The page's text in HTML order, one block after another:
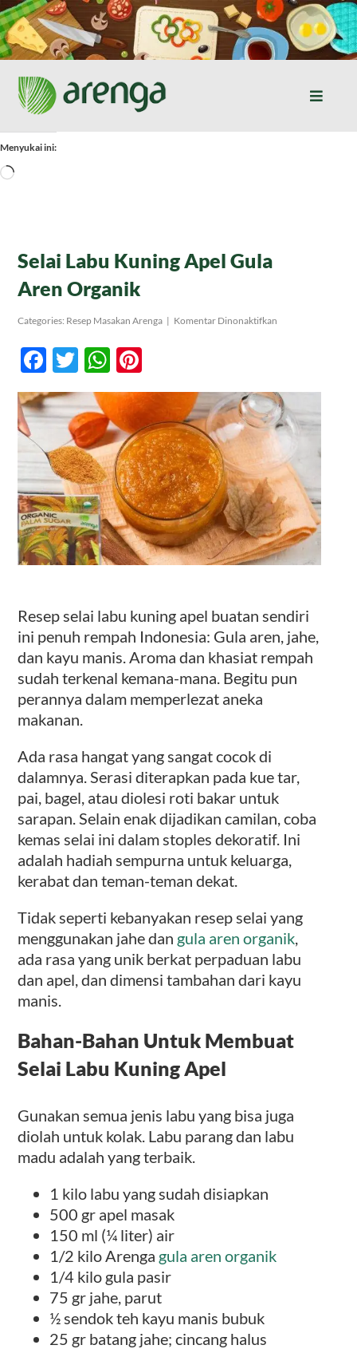
Skip
to
content
Toggle
Home
Tentang Kami
Produk
Kontak
Menyukai ini:
Memuat...
Selai Labu Kuning Apel Gula
Aren Organik
Categories: Resep Masakan Arenga | Komentar Dinonaktifkan
Aren
Organik
Facebook
TwitterWhatsApp
Resep selai labu kuning apel buatan sendiri
ini penuh rempah Indonesia: Gula aren, jahe,
dan kayu manis. Aroma dan khasiat rempah
sudah terkenal kemana-mana. Begitu pun
perannya dalam memperlezat aneka
makanan.
Ada rasa hangat yang sangat cocok di
dalamnya. Serasi diterapkan pada kue tar,
pai, bagel, atau diolesi roti bakar untuk
sarapan. Selain enak dijadikan camilan, coba
kemas selai ini dalam stoples dekoratif. Ini
adalah hadiah sempurna untuk keluarga,
kerabat dan teman-teman dekat.
Tidak seperti kebanyakan resep selai yang
menggunakan jahe dan gula aren organik,
ada rasa yang unik berkat perpaduan labu
dan apel, dan dimensi tambahan dari kayu
manis.
Bahan-Bahan Untuk Membuat
Selai Labu Kuning Apel
Gunakan semua jenis labu yang bisa juga
diolah untuk kolak. Labu parang dan labu
madu adalah yang terbaik.
1 kilo labu yang sudah disiapkan
500 gr apel masak
150 ml (¼ liter) air
1/2 kilo Arenga gula aren organik
1/4 kilo gula pasir
75 gr jahe, parut
½ sendok teh kayu manis bubuk
25 gr batang jahe; cincang halus